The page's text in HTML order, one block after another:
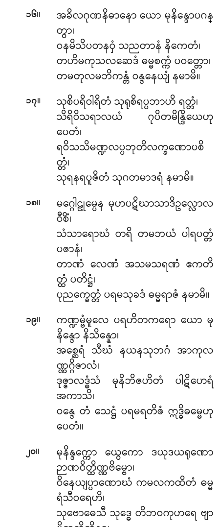
၁၆။
အခိလဂုဏနိဓာနော ယော မုနိန္ဒောပဂန္
တွာ၊
ဝနမိသိပတနဝှံ သညတာနံ နိကေတံ၊
တဟိမကုသလဆေဒံ ဓမ္မစက္ကံ ပဝတ္တော၊
တမတုလမဘိကန္တံ ဝန္ဒနေယျံ နမာမိ။
၁၇။
သုစိပရိဝါရိတံ သုရုစိရပ္ပဘာဟိ ရတ္တံ၊
သိရိဝိသရာလယံ ဂုပိတမိန္ဒြိယေဟု
ပေတံ၊
ရဝိသသိမဏ္ဍလပ္ပဘုတိလက္ခဏောပစိ
တ္တံ၊
သုရနရပူဇိတံ သုဂတမာဒရံ နမာမိ။
၁၈။
မဂ္ဂေါဠုမ္ပေန မုဟပဋိဃာသာဒိဥလ္လောလ
ဝီစိံ၊
သံသာရောဃံ တရိ တမဘယံ ပါရပတ္တံ
ပဇာနံ၊
တာဏံ လေဏံ အသမသရဏံ ဧကတိ
တ္ထံ ပတိဋ္ဌံ၊
ပုညက္ခေတ္တံ ပရမသုခဒံ ဓမ္မရာဇံ နမာမိ။
၁၉။
ကဏ္ဍမ္ဗံမူလေ ပရဟိတကရော ယော မု
နိန္ဒော နိသိန္နော၊
အစ္ဆေရံ သီဃံ နယနသုဘဂံ အာကုလ
ဏ္ဏဂ္ဂိဇာလံ၊
ဒုဇ္ဇာလဒ္ဓံသံ မုနိဘိဇဟိတံ ပါဋိဟေရံ
အကာသိ၊
ဝန္ဒေ တံ သေဋ္ဌံ ပရမရတိဇံ ဣဒ္ဓိဓမ္မေဟု
ပေတံ။
၂၀။ မုနိန္ဒက္ကောယွေကော ဒယုဒယရုဏော
ဉာဏဝိတ္ထိဏ္ဏဗိမ္ဗော၊
ဝိနေယျပ္ပာဏောဃံ ကမလကထိတံ ဓမ္မ
ရံသီဝရေဟိ၊
သုဗောဓေသီ သုဒ္ဓေ တိဘဝကုဟရေ ဗျာ